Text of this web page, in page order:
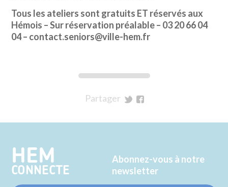
Tous les ateliers sont gratuits ET réservés aux
Hémois – Sur réservation préalable – 03 20 66 04
04 – contact.seniors@ville-hem.fr
Partager
Twitter
Facebook
HEM
CONNECTE
Abonnez-vous à notre
newsletter